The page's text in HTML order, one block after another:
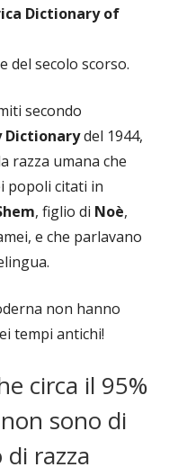
Dictionary of
del secolo scorso.
secondo
Dictionarydel 1944,
razza umana che
popoli citati in
, figlio di Noè,
e che parlavano
non hanno
tempi antichi!
circa il 95%
sono di
di razza